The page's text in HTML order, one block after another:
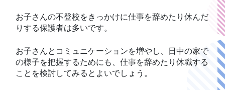
お子さんの不登校をきっかけに仕事を辞めたり休んだ
りする保護者は多いです。
お子さんとコミュニケーションを増やし、日中の家で
の様子を把握するためにも、仕事を辞めたり休職する
ことを検討してみるとよいでしょう。